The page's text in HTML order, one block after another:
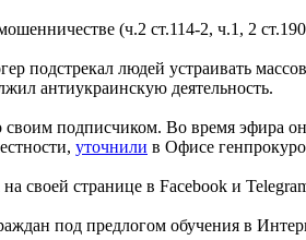
(ч.2 ст.114-2, ч.1, 2
подстрекал людей устраивать
антиукраинскую деятельность.
подписчиком. Во время эфира
уточнили в Офисе
своей странице в Facebook и
под предлогом обучения в